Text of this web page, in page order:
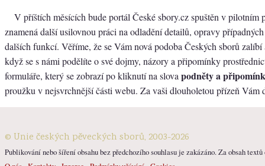
V příštích měsících bude portál České sbory.cz spuštěn v pilotním
znamená další usilovnou práci na odladění detailů, opravy
dalších funkcí. Věříme, že se Vám nová podoba Českých sborů zalíbí
když se s námi podělíte o své dojmy, názory a připomínky
formuláře, který se zobrazí po kliknutí na slova podněty a
proužku v nejsvrchnější části webu. Za vaši dlouholetou přízeň Vám
© Unie českých pěveckých sborů, 2003-2026
Publikování nebo šíření obsahu bez předchozího souhlasu je zakázáno. Za obsah